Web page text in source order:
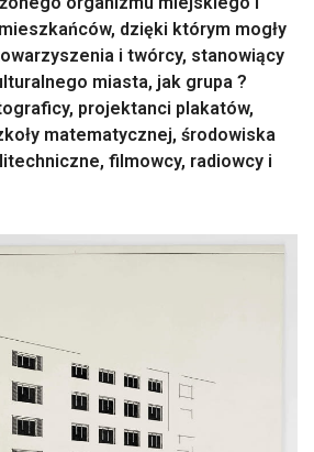
dzięki którym mogły
i twórcy, stanowiący
miasta, jak grupa ?
projektanci plakatów,
matematycznej, środowiska
filmowcy, radiowcy i